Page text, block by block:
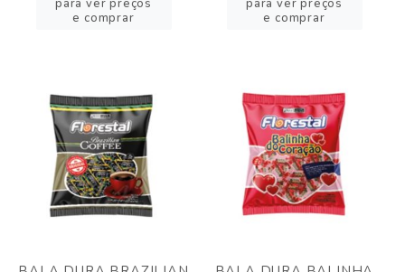
para ver preços
e comprar
para ver preços
e comprar